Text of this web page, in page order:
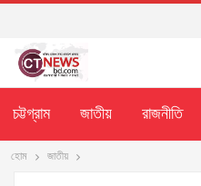
চট্টগ্রাম জাতীয় রাজনীতি
হোম জাতীয়